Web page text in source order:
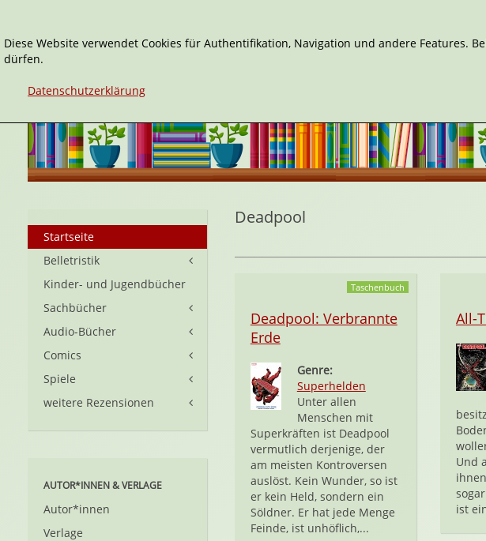
Deadpool
Taschenbuch
Deadpool: Verbrannte
Erde
Genre:
Superhelden
Unter allen
Menschen mit
Superkräften ist Deadpool
vermutlich derjenige, der
am meisten Kontroversen
auslöst. Kein Wunder, so ist
er kein Held, sondern ein
Söldner. Er hat jede Menge
Feinde, ist unhöflich,...
All-
Und
ist
Startseite
Belletristik
Kinder- und Jugendbücher
Sachbücher
Audio-Bücher
Comics
Spiele
weitere Rezensionen
AUTOR*INNEN & VERLAGE
Autor*innen
Verlage
Diese Website verwendet Cookies für Authentifikation, Navigation und andere Features.
dürfen.
Datenschutzerklärung